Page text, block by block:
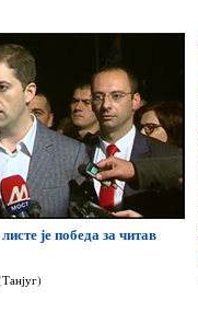
је победа за читав